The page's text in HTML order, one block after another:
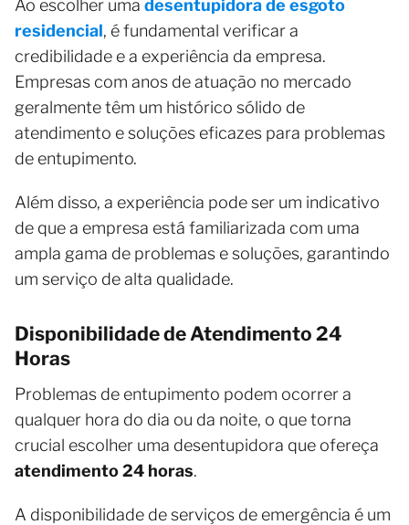
Ao escolher uma desentupidora de esgoto
residencial, é fundamental verificar a
credibilidade e a experiência da empresa.
Empresas com anos de atuação no mercado
geralmente têm um histórico sólido de
atendimento e soluções eficazes para problemas
de entupimento.
Além disso, a experiência pode ser um indicativo
de que a empresa está familiarizada com uma
ampla gama de problemas e soluções, garantindo
um serviço de alta qualidade.
Disponibilidade de Atendimento 24
Horas
Problemas de entupimento podem ocorrer a
qualquer hora do dia ou da noite, o que torna
crucial escolher uma desentupidora que ofereça
atendimento 24 horas.
A disponibilidade de serviços de emergência é um